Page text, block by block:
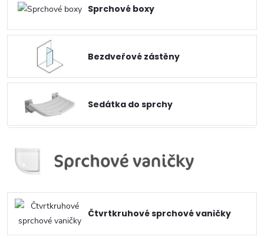
Sprchové boxy
Bezdveřové zástěny
Sedátka do sprchy
Čtvrtkruhové sprchové vaničky